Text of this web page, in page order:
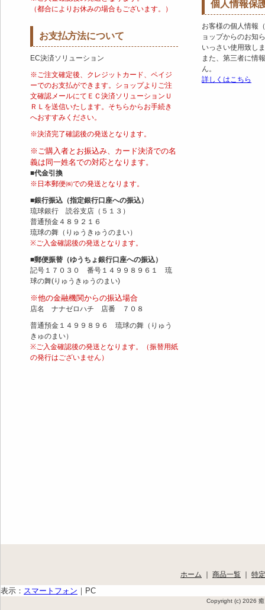
（都合によりお休みの場合もございます。）
お支払方法について
EC決済ソリューション
※ご注文確定後、クレジットカード、ペイジ
ーでのお支払ができます。ショップよりご注
文確認メールにてＥＣ決済ソリューションＵ
ＲＬを送信いたします。そちらからお手続き
へおすすみください。
※決済完了確認後の発送となります。
※ご購入者とお振込み、カード決済での名
義は同一姓名での対応となります。
■代金引換
※日本郵便㈱での発送となります。
■銀行振込（指定銀行口座への振込）
琉球銀行 読谷支店（５１３）
普通預金４８９２１６
琉球の舞（りゅうきゅうのまい）
※ご入金確認後の発送となります。
■郵便振替（ゆうちょ銀行口座への振込）
記号１７０３０ 番号１４９９８９６１ 琉
球の舞(りゅうきゅうのまい)
※他の金融機関からの振込場合
店名 ナナゼロハチ 店番 ７０８
普通預金１４９９８９６ 琉球の舞（りゅう
きゅのまい）
※ご入金確認後の発送となります。（振替用紙
の発行はございません）
個人情報保
お客様の個人情報
ョップからのお知
いっさい使用致し
また、第三者に情
ん。
詳しくはこちら
ホーム ｜ 商品一覧 ｜ 特
表示： スマートフォン ｜ PC
Copyright (c) 2026